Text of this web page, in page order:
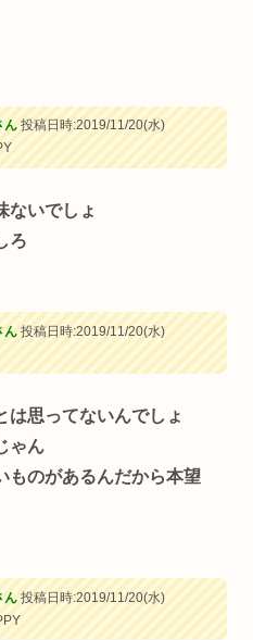
ん投稿日時:2019/11/20(水)
ないでしょ
ろ
ん投稿日時:2019/11/20(水)
は思ってないんでしょ
ゃん
ものがあるんだから本望
ん投稿日時:2019/11/20(水)